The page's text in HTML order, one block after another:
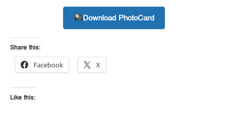
Download PhotoCard
Share this:
Facebook X
Like this: